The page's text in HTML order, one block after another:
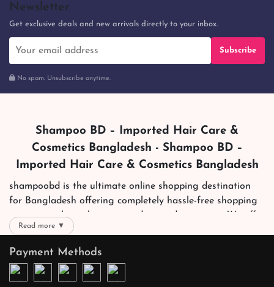
Newsletter
Get exclusive deals and new arrivals directly to your inbox.
Subscribe
No spam. Unsubscribe anytime.
Shampoo BD – Imported Hair Care &
Cosmetics Bangladesh - Shampoo BD –
Imported Hair Care & Cosmetics Bangladesh
shampoobd is the ultimate online shopping destination
for Bangladesh offering completely hassle-free shopping
experience through secure and trusted gateways. We offer
you trendy and reliable shopping with all your preferred
brands and more. Now shopping is easier, quicker and
always joyous. We help you mark the exact choice here.
We offer our customers with memorable online shopping
Read more ▼
Payment Methods